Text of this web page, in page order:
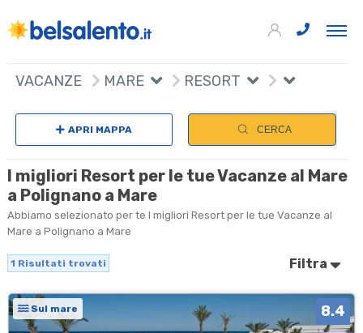
VACANZE MARE RESORT
APRI MAPPA CERCA
I migliori Resort per le tue Vacanze al Mare
a Polignano a Mare
Abbiamo selezionato per te I migliori Resort per le tue Vacanze al
Mare a Polignano a Mare
1 Risultati trovati Filtra
Sul mare 8.4
+